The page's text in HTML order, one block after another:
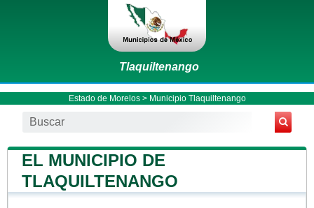
Tlaquiltenango
Estado de Morelos> Municipio Tlaquiltenango
EL MUNICIPIO DE
TLAQUILTENANGO